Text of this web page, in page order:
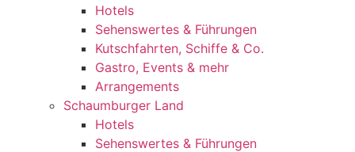
Hotels
Sehenswertes & Führungen
Kutschfahrten, Schiffe & Co.
Gastro, Events & mehr
Arrangements
Schaumburger Land
Hotels
Sehenswertes & Führungen